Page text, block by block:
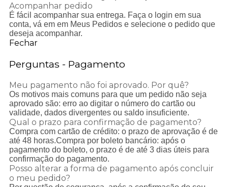
Acompanhar pedido
É fácil acompanhar sua entrega. Faça o login em sua
conta, vá em em Meus Pedidos e selecione o pedido que
deseja acompanhar.
Fechar
Perguntas - Pagamento
Meu pagamento não foi aprovado. Por quê?
Os motivos mais comuns para que um pedido não seja
aprovado são: erro ao digitar o número do cartão ou
validade, dados divergentes ou saldo insuficiente.
Qual o prazo para confirmação de pagamento?
Compra com cartão de crédito: o prazo de aprovação é de
até 48 horas.Compra por boleto bancário: após o
pagamento do boleto, o prazo é de até 3 dias úteis para
confirmação do pagamento.
Posso alterar a forma de pagamento após concluir
o meu pedido?